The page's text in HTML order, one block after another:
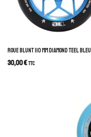
ROUE BLUNT 110 MM DIAMOND TEEL BLEU
30,00€TTC